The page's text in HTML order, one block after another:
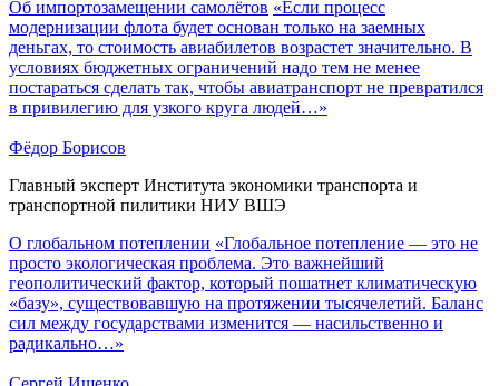
Об импортозамещении самолётов «Если процесс
модернизации флота будет основан только на заемных
деньгах, то стоимость авиабилетов возрастет значительно. В
условиях бюджетных ограничений надо тем не менее
постараться сделать так, чтобы авиатранспорт не превратился
в привилегию для узкого круга людей…»
Фёдор Борисов
Главный эксперт Института экономики транспорта и
транспортной пилитики НИУ ВШЭ
О глобальном потеплении «Глобальное потепление — это не
просто экологическая проблема. Это важнейший
геополитический фактор, который пошатнет климатическую
«базу», существовавшую на протяжении тысячелетий. Баланс
сил между государствами изменится — насильственно и
радикально…»